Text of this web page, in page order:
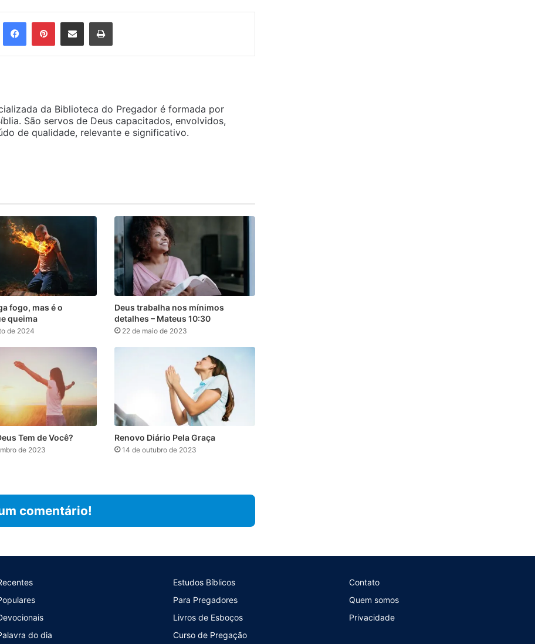
FacebookPinterest
Compartilhar via e-mail Imprimir
da Biblioteca do Pregador é formada por
São servos de Deus capacitados, envolvidos,
de qualidade, relevante e significativo.
fogo, mas é o
queima
de 2024
Deus trabalha nos mínimos
detalhes – Mateus 10:30
22 de maio de 2023
Tem de Você?
de 2023
Renovo Diário Pela Graça
14 de outubro de 2023
comentário!
do dia
Estudos Bíblicos
Para Pregadores
Livros de Esboços
Curso de Pregação
Contato
Quem somos
Privacidade